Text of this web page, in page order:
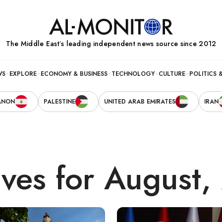
The Middle Eastʼs leading independent news source since 2012
POLITICS
CULTURE
TECHNOLOGY
ECONOMY & BUSINESS
EXPLORE
IRAN
UNITED ARAB EMIRATES
PALESTINE
for